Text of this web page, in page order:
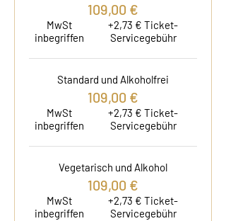
109,00 €
MwSt
inbegriffen
+2,73 € Ticket-
Servicegebühr
Standard und Alkoholfrei
109,00 €
MwSt
inbegriffen
+2,73 € Ticket-
Servicegebühr
Vegetarisch und Alkohol
109,00 €
MwSt
inbegriffen
+2,73 € Ticket-
Servicegebühr